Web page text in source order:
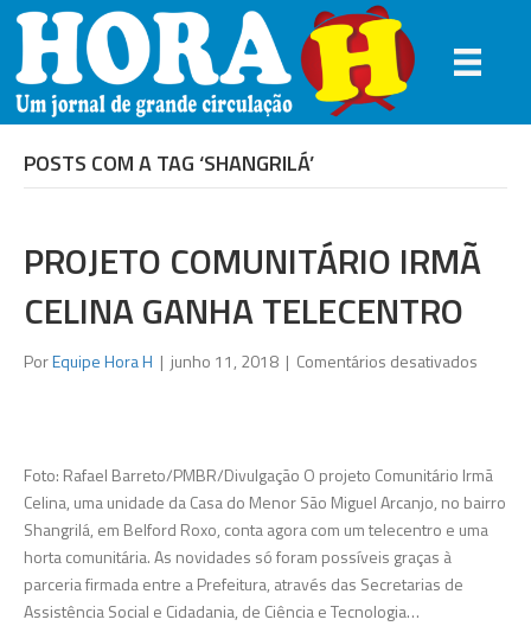
POSTS COM A TAG ‘SHANGRILÁ’
PROJETO COMUNITÁRIO IRMÃ
CELINA GANHA TELECENTRO
PorEquipe Hora H | junho 11, 2018 | Comentários desativados
Celina
ganha
Foto: Rafael Barreto/PMBR/Divulgação O projeto Comunitário Irmã
Celina, uma unidade da Casa do Menor São Miguel Arcanjo, no bairro
Shangrilá, em Belford Roxo, conta agora com um telecentro e uma
horta comunitária. As novidades só foram possíveis graças à
parceria firmada entre a Prefeitura, através das Secretarias de
Assistência Social e Cidadania, de Ciência e Tecnologia…